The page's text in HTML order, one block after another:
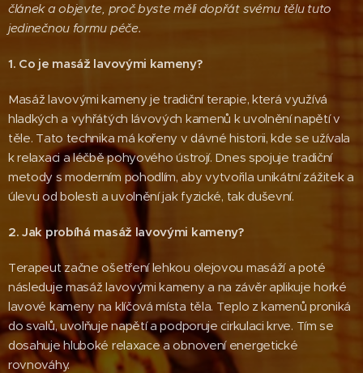
článek a objevte, proč byste měli dopřát svému tělu tuto
jedinečnou formu péče.
1. Co je masáž lavovými kameny?
Masáž lavovými kameny je tradiční terapie, která využívá
hladkých a vyhřátých lávových kamenů k uvolnění napětí v
těle. Tato technika má kořeny v dávné historii, kde se užívala
k relaxaci a léčbě pohyového ústrojí. Dnes spojuje tradiční
metody s moderním pohodlím, aby vytvořila unikátní zážitek a
úlevu od bolesti a uvolnění jak fyzické, tak duševní.
2. Jak probíhá masáž lavovými kameny?
Terapeut začne ošetření lehkou olejovou masáží a poté
následuje masáž lavovými kameny a na závěr aplikuje horké
lavové kameny na klíčová místa těla. Teplo z kamenů proniká
do svalů, uvolňuje napětí a podporuje cirkulaci krve. Tím se
dosahuje hluboké relaxace a obnovení energetické
rovnováhy.